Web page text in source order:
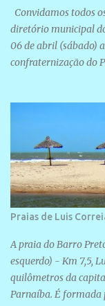
Convidamos todos
diretório municipal
06 de abril (sábado)
confraternização do
Praias de Luis
A praia do Barro
esquerdo) - Km 7,5,
quilômetros da
Parnaíba. É formada